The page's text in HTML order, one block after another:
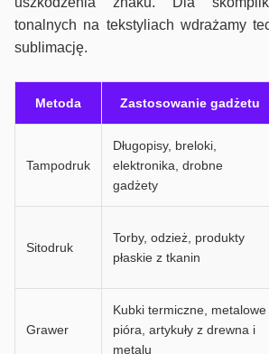
tonalnych na tekstyliach wdrażamy
sublimację.
Metoda Zastosowanie gadżetu
Tampodruk
Długopisy, breloki,
elektronika, drobne
gadżety
Sitodruk
Torby, odzież, produkty
płaskie z tkanin
Grawer
Kubki termiczne, metalowe
pióra, artykuły z drewna i
metalu